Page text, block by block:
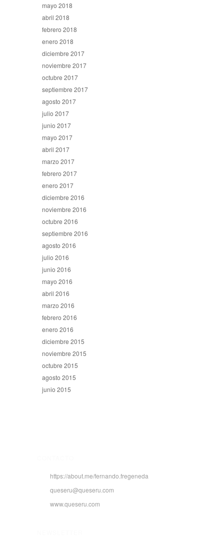
mayo 2018
abril 2018
febrero 2018
enero 2018
diciembre 2017
noviembre 2017
octubre 2017
septiembre 2017
agosto 2017
julio 2017
junio 2017
mayo 2017
abril 2017
marzo 2017
febrero 2017
enero 2017
diciembre 2016
noviembre 2016
octubre 2016
septiembre 2016
agosto 2016
julio 2016
junio 2016
mayo 2016
abril 2016
marzo 2016
febrero 2016
enero 2016
diciembre 2015
noviembre 2015
octubre 2015
agosto 2015
junio 2015
https://about.me/fernando.fregeneda
queseru@queseru.com
www.queseru.com